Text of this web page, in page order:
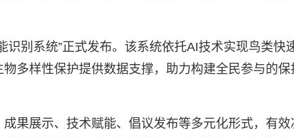
识别系统”正式发布。该系统依托AI技术实现鸟类快
多样性保护提供数据支撑，助力构建全民参与的保
果展示、技术赋能、倡议发布等多元化形式，有